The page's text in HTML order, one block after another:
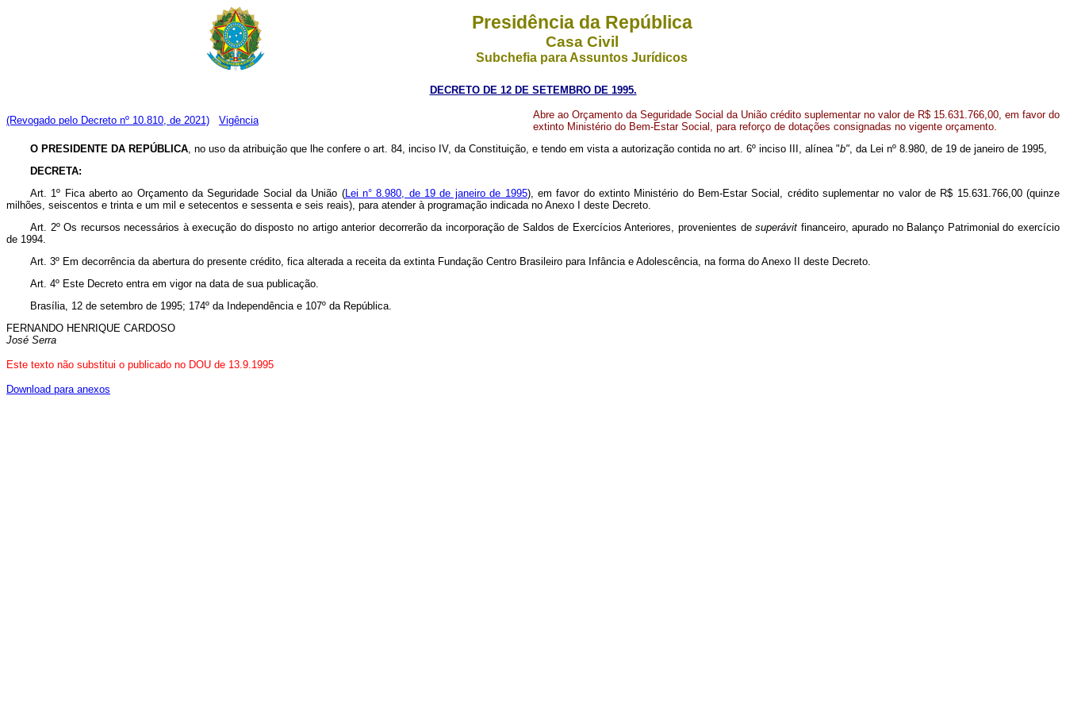
Presidência da República
Casa Civil
Subchefia para Assuntos Jurídicos
DECRETO DE 12 DE SETEMBRO DE 1995.
(Revogado pelo Decreto nº 10.810, de 2021) Vigência
Abre ao Orçamento da Seguridade Social da União crédito suplementar no valor de R$ 15.631.766,00, em favor do
extinto Ministério do Bem-Estar Social, para reforço de dotações consignadas no vigente orçamento.
O PRESIDENTE DA REPÚBLICA, no uso da atribuição que lhe confere o art. 84, inciso IV, da Constituição, e tendo em vista a autorização contida no art. 6º inciso III, alínea "b", da Lei nº 8.980, de 19 de janeiro de 1995,
DECRETA:
Art. 1º Fica aberto ao Orçamento da Seguridade Social da União (Lei n° 8.980, de 19 de janeiro de 1995), em favor do extinto Ministério do Bem-Estar Social, crédito suplementar no valor de R$ 15.631.766,00 (quinze
milhões, seiscentos e trinta e um mil e setecentos e sessenta e seis reais), para atender à programação indicada no Anexo I deste Decreto.
Art. 2º Os recursos necessários à execução do disposto no artigo anterior decorrerão da incorporação de Saldos de Exercícios Anteriores, provenientes desuperávit financeiro, apurado no Balanço Patrimonial do exercício
de 1994.
Art. 3º Em decorrência da abertura do presente crédito, fica alterada a receita da extinta Fundação Centro Brasileiro para Infância e Adolescência, na forma do Anexo II deste Decreto.
Art. 4º Este Decreto entra em vigor na data de sua publicação.
Brasília, 12 de setembro de 1995; 174º da Independência e 107º da República.
FERNANDO HENRIQUE CARDOSO
José Serra
Este texto não substitui o publicado no DOU de 13.9.1995
Download para anexos